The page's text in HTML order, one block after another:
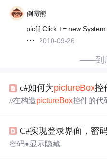
倒霉熊
pic[j].Click += new
2010-09-26
——到
c#如何为pictureBox控
//在构造pictureBox控件的代
oidpictureBox1_Click(object
密码●显示隐藏